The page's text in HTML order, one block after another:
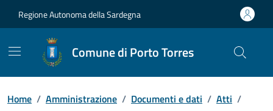
Regione Autonoma della Sardegna
Comune di Porto Torres
Home / Amministrazione / Documenti e dati / Atti /